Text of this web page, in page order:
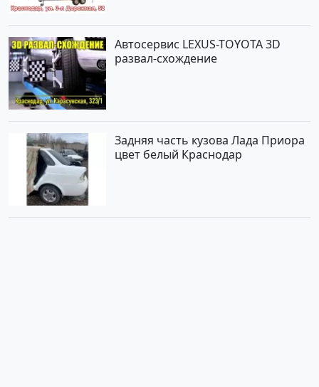
Автосервис LEXUS-TOYOTA 3D
развал-схождение
Задняя часть кузова Лада Приора
цвет белый Краснодар